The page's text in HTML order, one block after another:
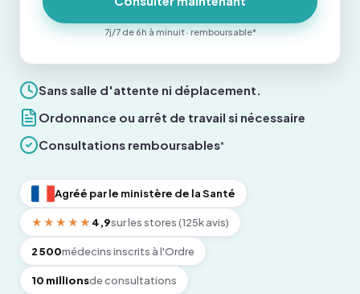
Sans salle d'attente ni déplacement.
Ordonnance ou arrêt de travail si nécessaire
Consultations remboursables*
Agréé par le ministère de la Santé
★★★★★ 4,9sur les stores (125k avis)
2 500médecins inscrits à l'Ordre
10 millionsde consultations
7j/7 de 6h à minuit · remboursable*